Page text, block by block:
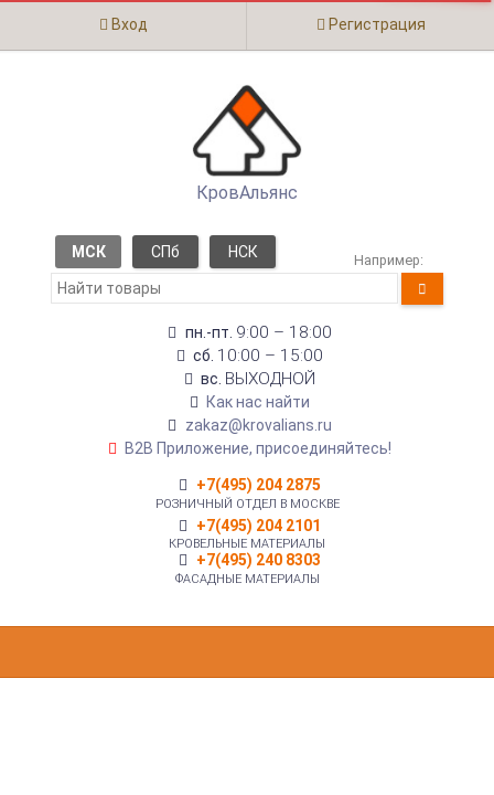
Вход Регистрация
КровАльянс
МСК СПб НСК Например:
пн.-пт. 9:00 – 18:00
сб. 10:00 – 15:00
вс. ВЫХОДНОЙ
Как нас найти
zakaz@krovalians.ru
B2B Приложение, присоединяйтесь!
+7(495) 204 2875
РОЗНИЧНЫЙ ОТДЕЛ В МОСКВЕ
+7(495) 204 2101
КРОВЕЛЬНЫЕ МАТЕРИАЛЫ
+7(495) 240 8303
ФАСАДНЫЕ МАТЕРИАЛЫ